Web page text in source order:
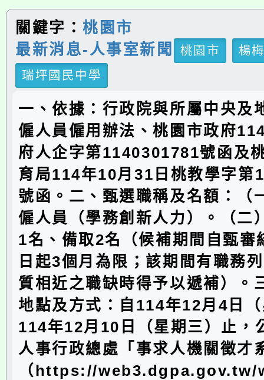
關鍵字：桃園市
最新消息-人事室新聞
桃園市
楊
瑞坪國民中學
一、依據：行政院與所屬中央及
僱人員僱用辦法、桃園市政府
府人企字第1140301781號函及
育局114年10月31日桃教學字第
號函。二、甄選職稱及名額：（
僱人員（學務創新人力）。（二
1名、備取2名（候補期間自甄審
日起3個月為限；該期間有職務
質相近之職缺時得予以遞補）。
地點及方式：自114年12月4日
114年12月10日（星期三）止，
人事行政總處「事求人機關徵才
（https://